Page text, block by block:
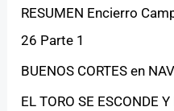
RESUMEN Encierro
26 Parte 1
BUENOS CORTES en
EL TORO SE ESCONDE